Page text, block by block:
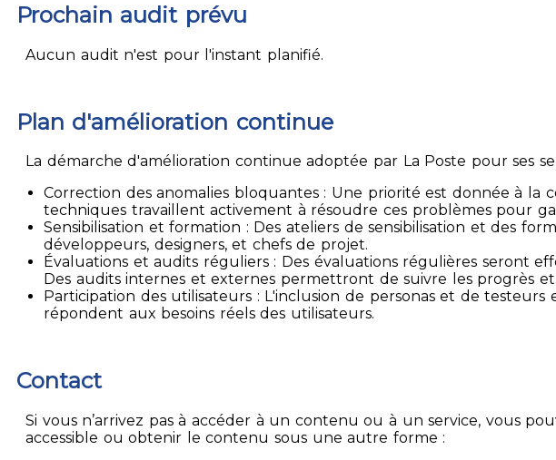
Prochain audit prévu
Aucun audit n'est pour l'instant planifié.
Plan d'amélioration continue
La démarche d'amélioration continue adoptée par La Poste pour ses
Correction des anomalies bloquantes : Une priorité est donnée à la
techniques travaillent activement à résoudre ces problèmes pour
Sensibilisation et formation : Des ateliers de sensibilisation et des
développeurs, designers, et chefs de projet.
Évaluations et audits réguliers : Des évaluations régulières seront
Des audits internes et externes permettront de suivre les progrès
Participation des utilisateurs : L'inclusion de personas et de
répondent aux besoins réels des utilisateurs.
Contact
Si vous n’arrivez pas à accéder à un contenu ou à un service, vous
accessible ou obtenir le contenu sous une autre forme :